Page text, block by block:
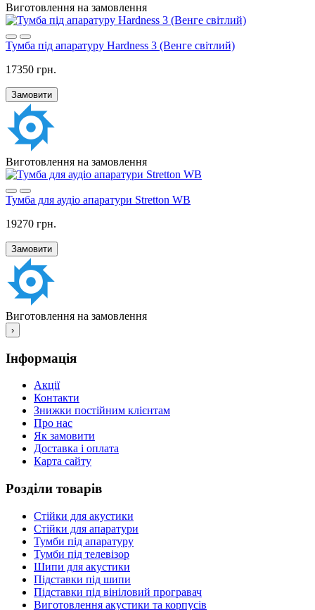
Виготовлення на замовлення
Тумба під апаратуру Hardness 3 (Венге світлий)
17350 грн.
Замовити
Виготовлення на замовлення
Тумба для аудіо апаратури Stretton WB
19270 грн.
Замовити
Виготовлення на замовлення
›
Інформація
Акції
Контакти
Знижки постійним клієнтам
Про нас
Як замовити
Доставка і оплата
Карта сайту
Розділи товарів
Стійки для акустики
Стійки для апаратури
Тумби під апаратуру
Тумби під телевізор
Шипи для акустики
Підставки під шипи
Підставки під вініловий програвач
Виготовлення акустики та корпусів